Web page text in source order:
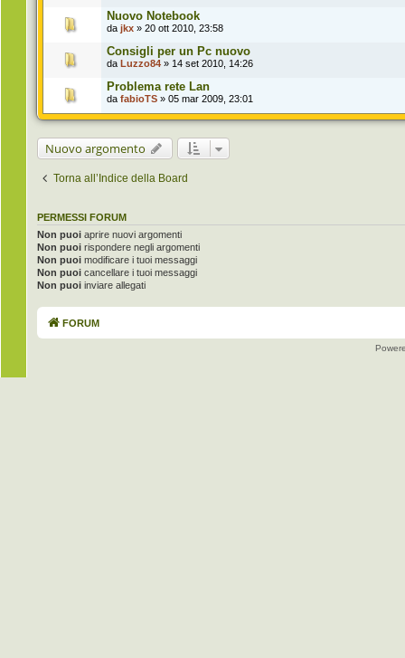
Nuovo Notebook
da jkx » 20 ott 2010, 23:58
Consigli per un Pc nuovo
da Luzzo84 » 14 set 2010, 14:26
Problema rete Lan
da fabioTS » 05 mar 2009, 23:01
Nuovo argomento
Torna all’Indice della Board
PERMESSI FORUM
Non puoi aprire nuovi argomenti
Non puoi rispondere negli argomenti
Non puoi modificare i tuoi messaggi
Non puoi cancellare i tuoi messaggi
Non puoi inviare allegati
FORUM